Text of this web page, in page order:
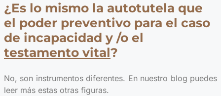
¿Es lo mismo la autotutela que
el poder preventivo para el caso
de incapacidad y /o el
testamento vital?
No, son instrumentos diferentes. En nuestro blog puedes
leer más estas otras figuras.